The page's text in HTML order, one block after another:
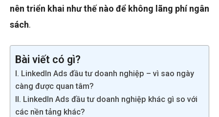
nên triển khai như thế nào để không lãng phí ngân
sách.
Bài viết có gì?
I. LinkedIn Ads đầu tư doanh nghiệp – vì sao ngày
càng được quan tâm?
II. LinkedIn Ads đầu tư doanh nghiệp khác gì so với
các nền tảng khác?